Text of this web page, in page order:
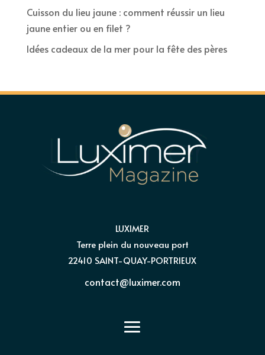
Cuisson du lieu jaune : comment réussir un lieu
jaune entier ou en filet ?
Idées cadeaux de la mer pour la fête des pères
LUXIMER
Terre plein du nouveau port
22410 SAINT-QUAY-PORTRIEUX
contact@luximer.com